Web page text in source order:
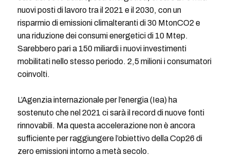
nuovi posti di lavoro tra il 2021 e il 2030, con un
risparmio di emissioni climalteranti di 30 MtonCO2 e
una riduzione dei consumi energetici di 10 Mtep.
Sarebbero pari a 150 miliardi i nuovi investimenti
mobilitati nello stesso periodo. 2,5 milioni i consumatori
coinvolti.
L’Agenzia internazionale per l’energia (Iea) ha
sostenuto che nel 2021 ci sarà il record di nuove fonti
rinnovabili. Ma questa accelerazione non è ancora
sufficiente per raggiungere l’obiettivo della Cop26 di
zero emissioni intorno a metà secolo.